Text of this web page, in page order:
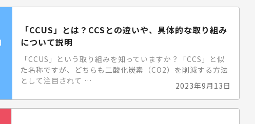
「CCUS」とは？CCSとの違いや、具体的な取り組み
について説明
2023年9月13日
「CCUS」という取り組みを知っていますか？「CCS」と似
た名称ですが、どちらも二酸化炭素（CO2）を削減する方法
として注目されて …